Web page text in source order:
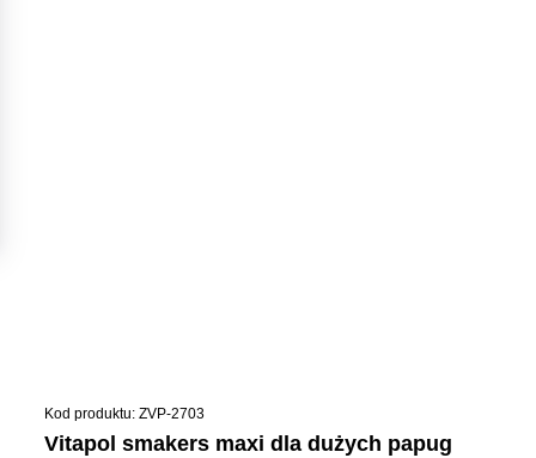
Kod produktu: ZVP-2703
vitapol smakers maxi dla dużych papug